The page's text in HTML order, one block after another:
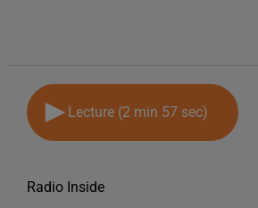
Lecture (2 min 57 sec)
Radio Inside